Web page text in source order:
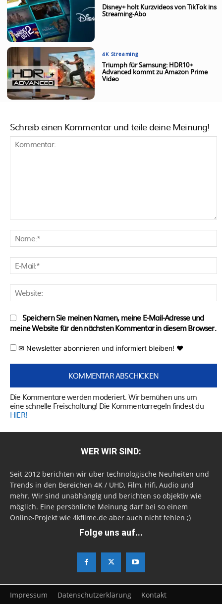
Disney+ holt Kurzvideos von TikTok ins
Streaming-Abo
4K Streaming
Triumph für Samsung: HDR10+
Advanced kommt zu Amazon Prime
Video
Schreib einen Kommentar und teile deine Meinung!
Speichern Sie meinen Namen, meine E-Mail-Adresse und
meine Website für den nächsten Kommentar in diesem Browser.
✉ Newsletter abonnieren und informiert bleiben! ♥
Die Kommentare werden moderiert. Wir bemühen uns um
eine schnelle Freischaltung! Die Kommentarregeln findest du
HIER!
WER WIR SIND:
Seit 2012 berichten wir über technologische Neuheiten und
Trends in den Bereichen 4K / UHD, Film, Hifi, Audio und
mehr. Wir sind unabhängig und berichten so objektiv wie
möglich. Eine persönliche Meinung darf bei so einem
Online-Projekt wie 4kfilme.de aber auch nicht fehlen ;)
Folge uns auf...
Impressum Datenschutzerklärung Kontakt